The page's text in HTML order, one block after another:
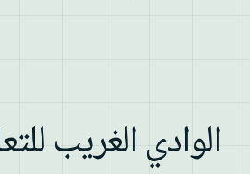
الوادي الغريب